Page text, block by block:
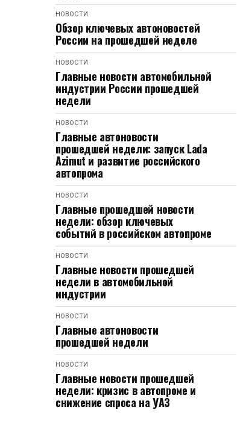
НОВОСТИ
Обзор ключевых автоновостей
России на прошедшей неделе
НОВОСТИ
Главные новости автомобильной
индустрии России прошедшей
недели
НОВОСТИ
Главные автоновости
прошедшей недели: запуск Lada
Azimut и развитие российского
автопрома
НОВОСТИ
Главные прошедшей новости
недели: обзор ключевых
событий в российском автопроме
НОВОСТИ
Главные новости прошедшей
недели в автомобильной
индустрии
НОВОСТИ
Главные автоновости
прошедшей недели
НОВОСТИ
Главные новости прошедшей
недели: кризис в автопроме и
снижение спроса на УАЗ